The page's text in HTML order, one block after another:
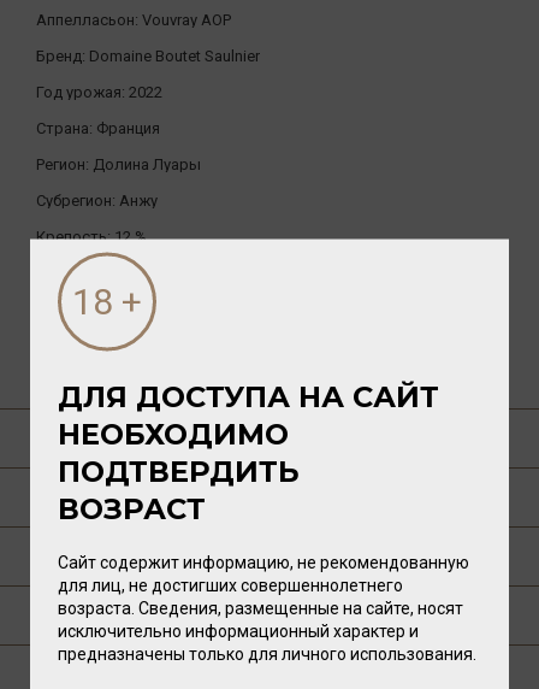
Аппелласьон: Vouvray AOP
Бренд: Domaine Boutet Saulnier
Год урожая: 2022
Страна: Франция
Регион: Долина Луары
Субрегион: Анжу
Крепость:12 %
Вид тары:
бутылка
Ёмкость:0.75л.
О ТОВАРЕ
ГАСТРОНОМИЯ
О РЕГИОНЕ
ТЕХНОЛОГИЯ
ДЛЯ ДОСТУПА НА САЙТ
НЕОБХОДИМО
ПОДТВЕРДИТЬ
ВОЗРАСТ
Сайт содержит информацию, не рекомендованную
для лиц, не достигших совершеннолетнего
возраста. Сведения, размещенные на сайте, носят
исключительно информационный характер и
предназначены только для личного использования.